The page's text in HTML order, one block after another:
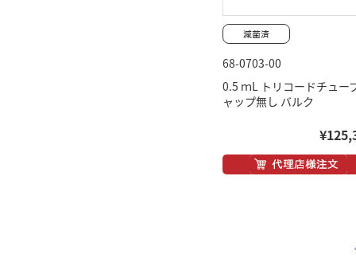
68-0703-00
0.5 ｍL トリコードチュー
ャップ無し バルク